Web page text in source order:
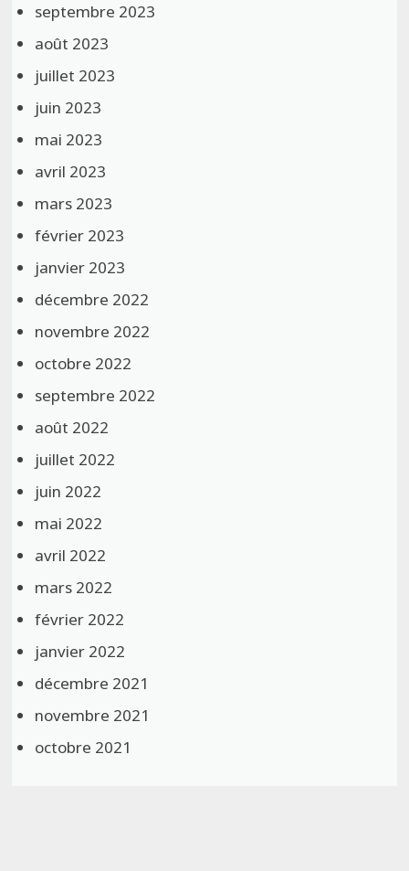
septembre 2023
août 2023
juillet 2023
juin 2023
mai 2023
avril 2023
mars 2023
février 2023
janvier 2023
décembre 2022
novembre 2022
octobre 2022
septembre 2022
août 2022
juillet 2022
juin 2022
mai 2022
avril 2022
mars 2022
février 2022
janvier 2022
décembre 2021
novembre 2021
octobre 2021